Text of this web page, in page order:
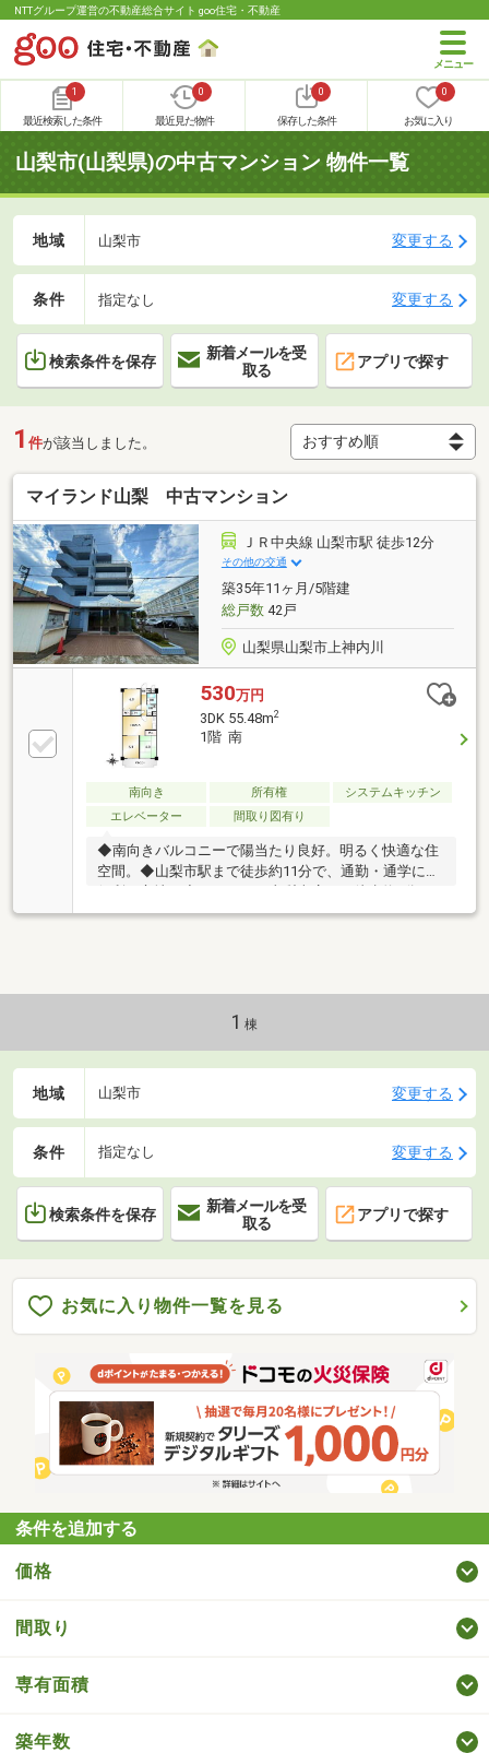
NTTグループ運営の不動産総合サイト goo住宅・不動産
1
最近検索した条件
0
最近見た物件
0
保存した条件
0
お気に入り
山梨市(山梨県)の中古マンション 物件一覧
地域 山梨市 変更する
条件 指定なし 変更する
検索条件を保存
新着メールを受
取る
アプリで探す
1 件が該当しました。
マイランド山梨 中古マンション
ＪＲ中央線 山梨市駅 徒歩12分
その他の交通
築35年11ヶ月/5階建
総戸数42戸
山梨県山梨市上神内川
530万円
3DK 55.48m2
1階 南
南向き 所有権
システムキッチン
エレベーター
間取り図有り
◆南向きバルコニーで陽当たり良好。明るく快適な住
空間。◆山梨市駅まで徒歩約11分で、通勤・通学にも
便利な立地。◆ウエルシア山梨南店まで徒歩約4分。
毎日のお買い物もラクラク。◆スーパーや飲食店など
問い合わせください！
1 棟
地域 山梨市 変更する
条件 指定なし 変更する
検索条件を保存
新着メールを受
取る
アプリで探す
お気に入り物件一覧を見る
条件を追加する
価格
間取り
専有面積
築年数